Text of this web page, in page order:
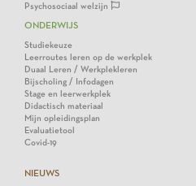
Psychosociaal welzijn
ONDERWIJS
Studiekeuze
Leerroutes leren op de werkplek
Duaal Leren / Werkplekleren
Bijscholing / Infodagen
Stage en leerwerkplek
Didactisch materiaal
Mijn opleidingsplan
Evaluatietool
Covid-19
NIEUWS